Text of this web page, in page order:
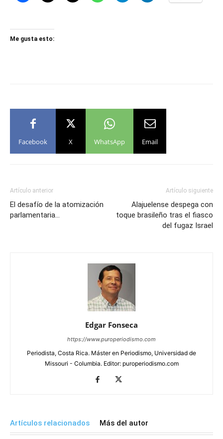
Me gusta esto:
Facebook X WhatsApp Email
Artículo anterior
El desafío de la atomización
parlamentaria…
Artículo siguiente
Alajuelense despega con
toque brasileño tras el fiasco
del fugaz Israel
Edgar Fonseca
https://www.puroperiodismo.com
Periodista, Costa Rica. Máster en Periodismo, Universidad de
Missouri - Columbia. Editor: puroperiodismo.com
Artículos relacionados Más del autor